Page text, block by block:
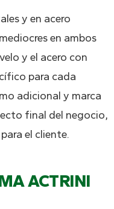
y en acero
en ambos
y el acero con
para cada
adicional y marca
final del negocio,
el cliente.
ACTRINI